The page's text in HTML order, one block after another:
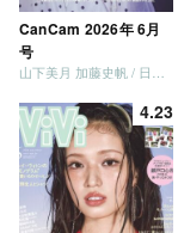
CanCam 2026年 6月
号
山下美月 加藤史帆 / 日向坂46 大野愛実
4.23